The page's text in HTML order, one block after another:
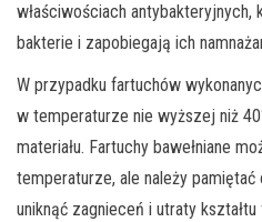
właściwościach antybakteryjnych,
bakterie i zapobiegają ich
W przypadku fartuchów
w temperaturze nie wyższej niż
materiału. Fartuchy bawełniane
temperaturze, ale należy
uniknąć zagnieceń i utraty kształtu